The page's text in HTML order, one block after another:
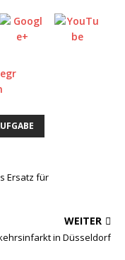
Ersatz für
WEITER
in Düsseldorf